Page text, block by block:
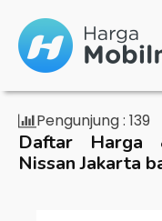
Pengunjung : 139
Daftar Harga
Nissan Jakarta